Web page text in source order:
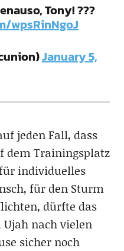
Tony! ???
wpsRinNgoJ
January 5,
jeden Fall, dass
dem Trainingsplatz
individuelles
für den Sturm
dürfte das
nach vielen
sicher noch